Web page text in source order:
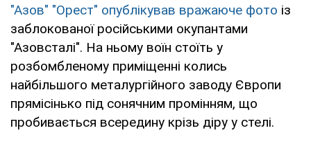
"Азов" "Орест" опублікував вражаюче фото із
заблокованої російськими окупантами
"Азовсталі". На ньому воїн стоїть у
розбомбленому приміщенні колись
найбільшого металургійного заводу Європи
прямісінько під сонячним промінням, що
пробивається всередину крізь діру у стелі.